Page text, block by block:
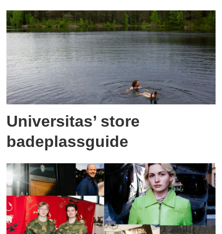
Universitas’ store
badeplassguide